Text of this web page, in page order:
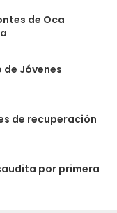
de Oca
de Jóvenes
de recuperación
por primera